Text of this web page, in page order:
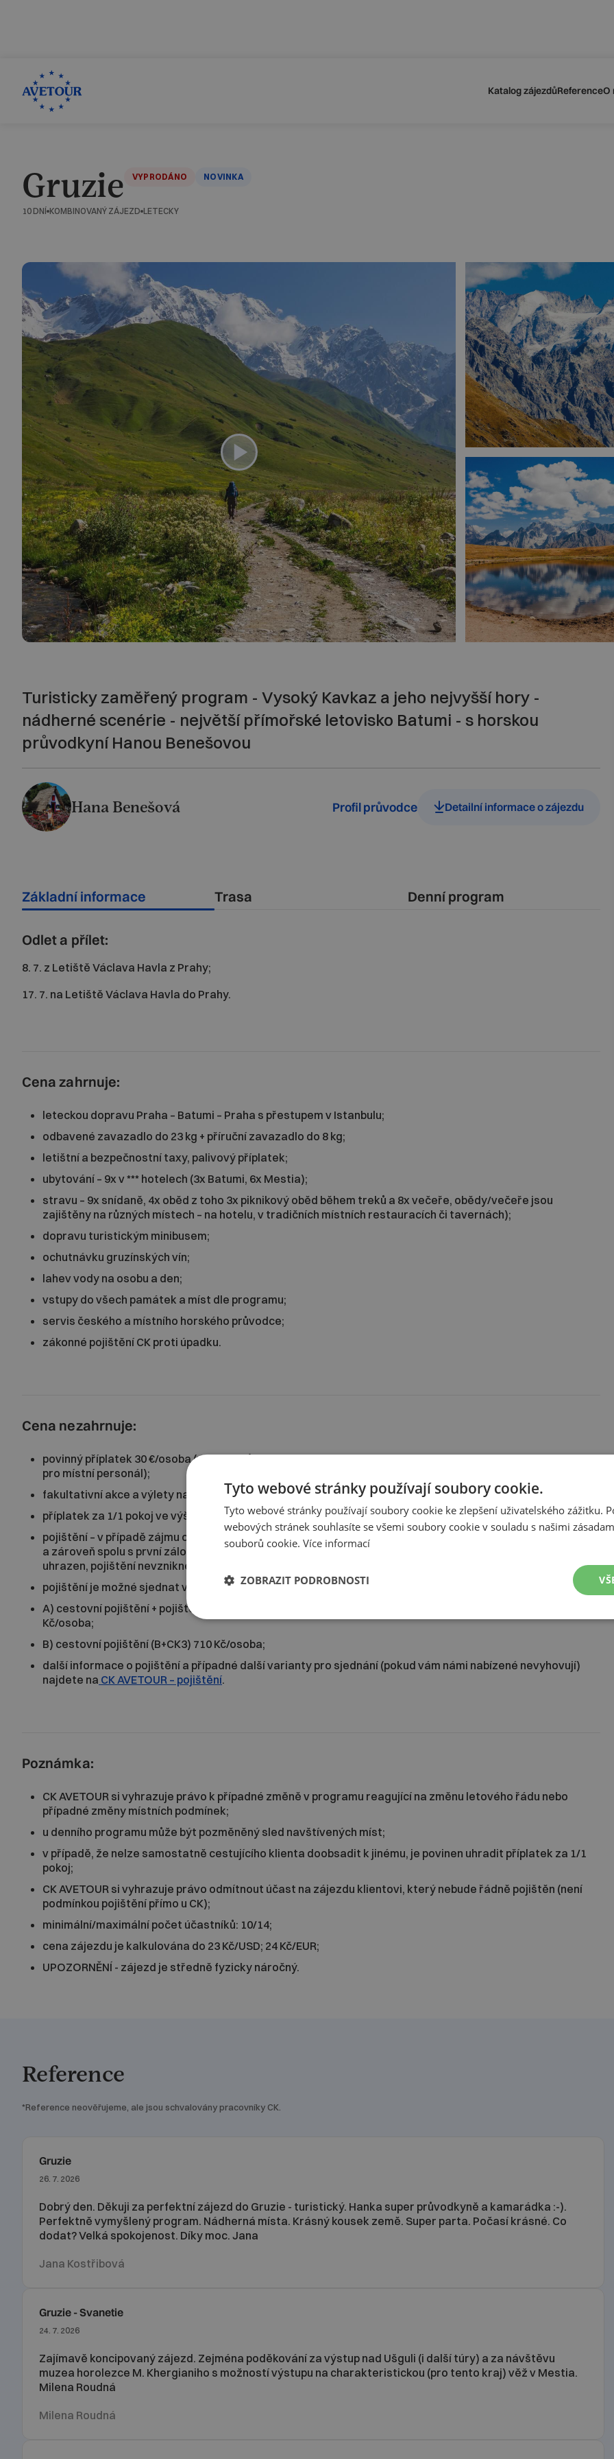
Katalog zájezdůReferenceO
Gruzie VYPRODÁNO NOVINKA
10 DNÍ KOMBINOVANÝ ZÁJEZD LETECKY
Turisticky zaměřený program - Vysoký Kavkaz a jeho nejvyšší hory -
nádherné scenérie - největší přímořské letovisko Batumi - s horskou
průvodkyní Hanou Benešovou
Hana Benešová Profil průvodce Detailní informace o zájezdu
Základní informace Trasa Denní program
Odlet a přílet:
8. 7. z Letiště Václava Havla z Prahy;
17. 7. na Letiště Václava Havla do Prahy.
Cena zahrnuje:
leteckou dopravu Praha – Batumi – Praha s přestupem v Istanbulu;
odbavené zavazadlo do 23 kg + příruční zavazadlo do 8 kg;
letištní a bezpečnostní taxy, palivový příplatek;
ubytování – 9x v *** hotelech (3x Batumi, 6x Mestia);
stravu – 9x snídaně, 4x oběd z toho 3x piknikový oběd během treků a 8x večeře, obědy/večeře jsou
zajištěny na různých místech – na hotelu, v tradičních místních restauracích či tavernách);
dopravu turistickým minibusem;
ochutnávku gruzínských vín;
lahev vody na osobu a den;
vstupy do všech památek a míst dle programu;
servis českého a místního horského průvodce;
zákonné pojištění CK proti úpadku.
Cena nezahrnuje:
povinný příplatek 30 €/osoba (vybere průvodce na místě, bude použito na spropitné pro řidiče autobusu a
pro místní personál);
fakultativní akce a výlety nad rámec programu;
příplatek za 1/1 pokoj ve výši 7 990 Kč/pobyt;
pojištění – v případě zájmu o sjednání pojištění je nutné tuto skutečnost uvést přímo ve smlouvě o zájezdu,
a zároveň spolu s první zálohou uhradit poplatek za pojištění; v případě, že poplatek za pojištění nebude
uhrazen, pojištění nevznikne;
pojištění je možné sjednat ve variantách:
A) cestovní pojištění + pojištění stornopoplatků (C50+CK3 – navržená s ohledem na cenu zájezdu) 1 210
Kč/osoba;
B) cestovní pojištění (B+CK3) 710 Kč/osoba;
další informace o pojištění a případné další varianty pro sjednání (pokud vám námi nabízené nevyhovují)
najdete na CK AVETOUR – pojištění.
Poznámka:
CK AVETOUR si vyhrazuje právo k případné změně v programu reagující na změnu letového řádu nebo
případné změny místních podmínek;
u denního programu může být pozměněný sled navštívených míst;
v případě, že nelze samostatně cestujícího klienta doobsadit k jinému, je povinen uhradit příplatek za 1/1
pokoj;
CK AVETOUR si vyhrazuje právo odmítnout účast na zájezdu klientovi, který nebude řádně pojištěn (není
podmínkou pojištění přímo u CK);
minimální/maximální počet účastníků: 10/14;
cena zájezdu je kalkulována do 23 Kč/USD; 24 Kč/EUR;
UPOZORNĚNÍ - zájezd je středně fyzicky náročný.
Reference
*Reference neověřujeme, ale jsou schvalovány pracovníky CK.
Gruzie
26. 7. 2026
Dobrý den. Děkuji za perfektní zájezd do Gruzie - turistický. Hanka super průvodkyně a kamarádka :-).
Perfektně vymyšlený program. Nádherná místa. Krásný kousek země. Super parta. Počasí krásné. Co
dodat? Velká spokojenost. Díky moc. Jana
Jana Kostřibová
Gruzie - Svanetie
24. 7. 2026
Zajímavě koncipovaný zájezd. Zejména poděkování za výstup nad Ušguli (i další túry) a za návštěvu
muzea horolezce M. Khergianiho s možností výstupu na charakteristickou (pro tento kraj) věž v Mestia.
Milena Roudná
Milena Roudná
Tyto webové stránky používají soubory cookie.
Tyto webové stránky používají soubory cookie ke zlepšení uživatelského zážitku.
webových stránek souhlasíte se všemi soubory cookie v souladu s našimi
souborů cookie. Více informací
ZOBRAZIT PODROBNOSTI